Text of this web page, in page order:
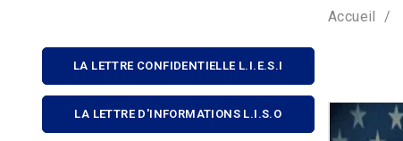
LA LETTRE CONFIDENTIELLE L.I.E.S.I
LA LETTRE D'INFORMATIONS L.I.S.O
Accueil